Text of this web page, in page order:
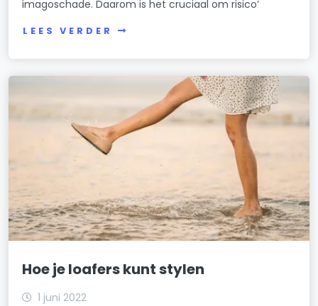
imagoschade. Daarom is het cruciaal om risico’
LEES VERDER
Hoe je loafers kunt stylen
1 juni 2022